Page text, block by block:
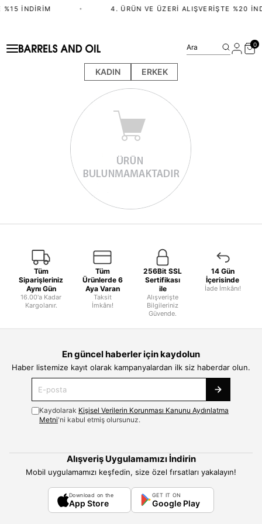
%15 İNDIRIM • 4. ÜRÜN VE ÜZERI ALIŞVERIŞTE %20
KADIN ERKEK
Ara 0
Tüm
Siparişleriniz
Aynı Gün
16.00'a Kadar
Kargolanır.
Tüm
Ürünlerde 6
Aya Varan
Taksit
İmkânı!
256Bit SSL
Sertifikası
ile
Alışverişte
Bilgileriniz
Güvende.
14 Gün
İçerisinde
İade İmkânı!
En güncel haberler için kaydolun
Haber listemize kayıt olarak kampanyalardan ilk siz haberdar olun.
Kaydolarak Kişisel Verilerin Korunması Kanunu Aydınlatma
Metni'ni kabul etmiş olursunuz.
Alışveriş Uygulamamızı İndirin
Mobil uygulamamızı keşfedin, size özel fırsatları yakalayın!
Download on the
App Store
GET IT ON
Google Play